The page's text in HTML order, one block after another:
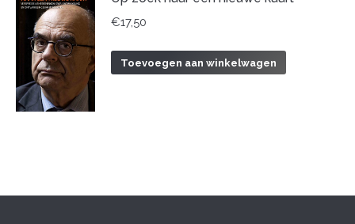
€17,50
Toevoegen aan winkelwagen